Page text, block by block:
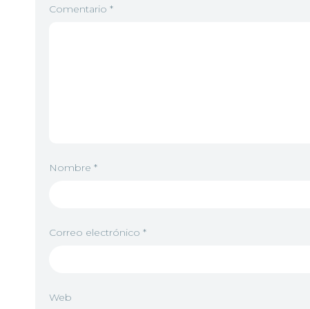
Comentario *
Nombre *
Correo electrónico *
Web